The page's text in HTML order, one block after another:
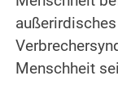
Menschheit